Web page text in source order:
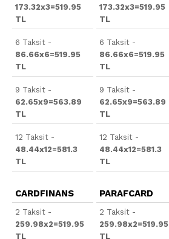
173.32x3=519.95
TL
6 Taksit -
86.66x6=519.95
TL
9 Taksit -
62.65x9=563.89
TL
12 Taksit -
48.44x12=581.3
TL
173.32x3=519.95
TL
6 Taksit -
86.66x6=519.95
TL
9 Taksit -
62.65x9=563.89
TL
12 Taksit -
48.44x12=581.3
TL
CARDFINANS
2 Taksit -
259.98x2=519.95
TL
PARAFCARD
2 Taksit -
259.98x2=519.95
TL